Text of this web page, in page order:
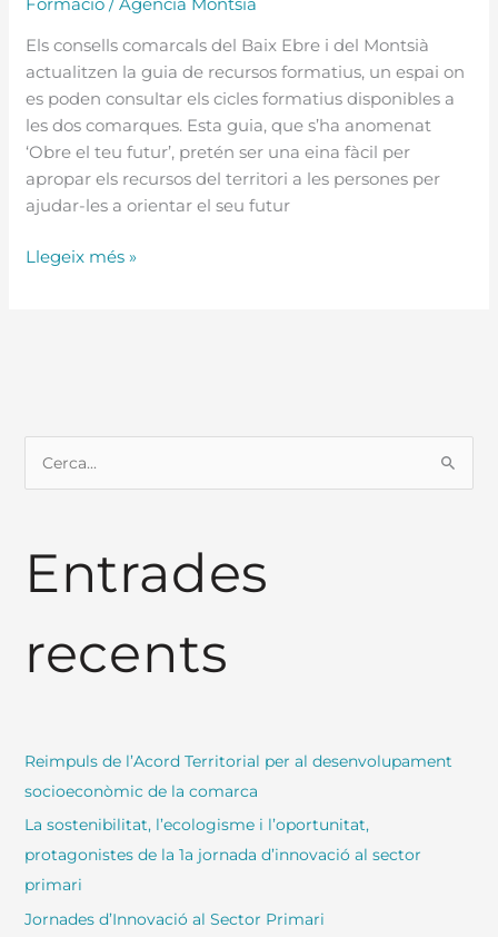
Els consells comarcals del Baix Ebre i del Montsià
actualitzen la guia de recursos formatius, un espai on
es poden consultar els cicles formatius disponibles a
les dos comarques. Esta guia, que s’ha anomenat
‘Obre el teu futur’, pretén ser una eina fàcil per
apropar els recursos del territori a les persones per
ajudar-les a orientar el seu futur
Llegeix més »
c
aEntrades
recents
Reimpuls de l’Acord Territorial per al desenvolupament
socioeconòmic de la comarca
La sostenibilitat, l’ecologisme i l’oportunitat,
protagonistes de la 1a jornada d’innovació al sector
primari
Jornades d’Innovació al Sector Primari